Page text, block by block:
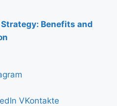
Benefits and
VKontakte